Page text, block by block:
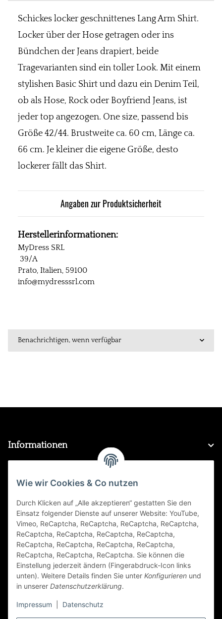
Wie wir Cookies & Co nutzen
Durch Klicken auf „Alle akzeptieren“ gestatten Sie den
Einsatz folgender Dienste auf unserer Website: YouTube,
Vimeo, ReCaptcha, ReCaptcha, ReCaptcha, ReCaptcha,
ReCaptcha, ReCaptcha, ReCaptcha, ReCaptcha,
ReCaptcha, ReCaptcha, ReCaptcha, ReCaptcha,
ReCaptcha, ReCaptcha, ReCaptcha. Sie können die
Einstellung jederzeit ändern (Fingerabdruck-Icon links
unten). Weitere Details finden Sie unter Konfigurieren und
in unserer Datenschutzerklärung.
Impressum Datenschutz
Schickes locker geschnittenes Lang Arm Shirt.
Locker über der Hose getragen oder ins
Bündchen der Jeans drapiert, beide
Tragevarianten sind ein toller Look. Mit einem
stylishen Basic Shirt und dazu ein Denim Teil,
ob als Hose, Rock oder Boyfriend Jeans, ist
jeder top angezogen. One size, passend bis
Größe 42/44. Brustweite ca. 60 cm, Länge ca.
66 cm. Je kleiner die eigene Größe, desto
lockerer fällt das Shirt.
Angaben zur Produktsicherheit
Herstellerinformationen:
MyDress SRL
39/A
Prato, Italien, 59100
info@mydresssrl.com
Benachrichtigen, wenn verfügbar
Informationen
FAQ
Zahlungsarten
Folge Uns